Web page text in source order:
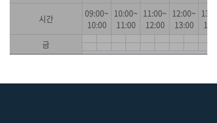
시간
09:00~
10:00
10:00~
11:00
11:00~
12:00
12:00~
13:00
금